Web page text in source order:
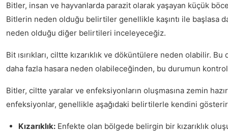
Bitler, insan ve hayvanlarda parazit olarak yaşayan küçük
Bitlerin neden olduğu belirtiler genellikle kaşıntı ile başlasa
neden olduğu diğer belirtileri inceleyeceğiz.
Bit ısırıkları, ciltte kızarıklık ve döküntülere neden olabilir.
daha fazla hasara neden olabileceğinden, bu durumun kontrol
Bitler, ciltte yaralar ve enfeksiyonların oluşmasına zemin
enfeksiyonlar, genellikle aşağıdaki belirtilerle kendini
Kızarıklık: Enfekte olan bölgede belirgin bir kızarıklık